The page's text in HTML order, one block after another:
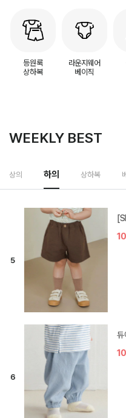
등원룩
상하복
라운지웨어
베이직
WEEKLY BEST
상의 하의 상하복
듀